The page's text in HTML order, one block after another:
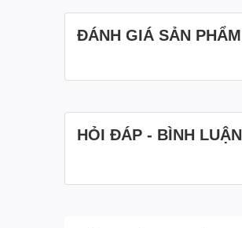
ĐÁNH GIÁ SẢN PHẨM
HỎI ĐÁP - BÌNH LUẬN